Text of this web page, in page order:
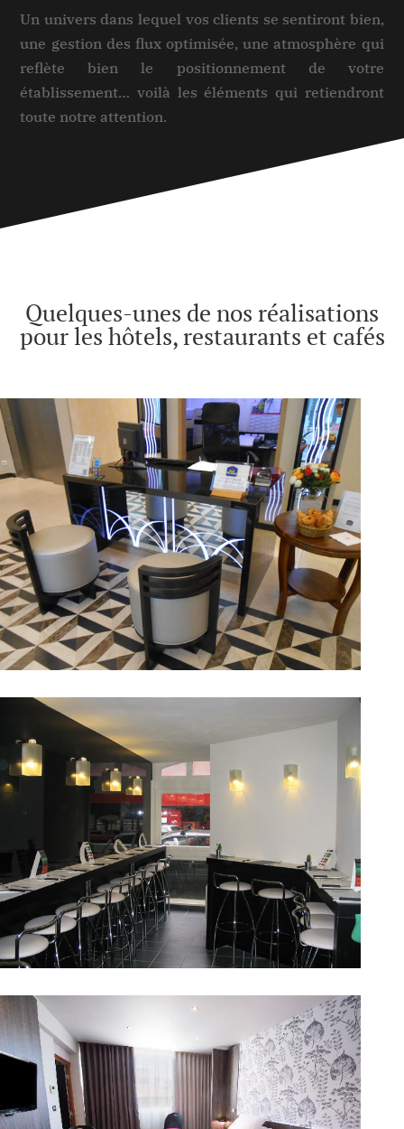
Un univers dans lequel vos clients se sentiront bien,
une gestion des flux optimisée, une atmosphère qui
reflète bien le positionnement de votre
établissement… voilà les éléments qui retiendront
toute notre attention.
Quelques-unes de nos réalisations
pour les hôtels, restaurants et cafés